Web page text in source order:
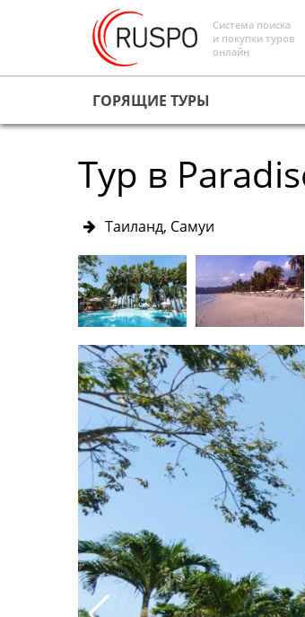
Система поиска
и покупки туров
онлайн
ГОРЯЩИЕ ТУРЫ
Тур в
Таиланд, Самуи